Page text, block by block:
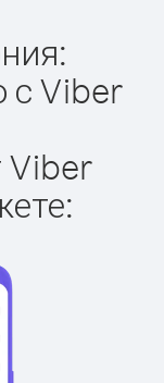
с Viber
Viber